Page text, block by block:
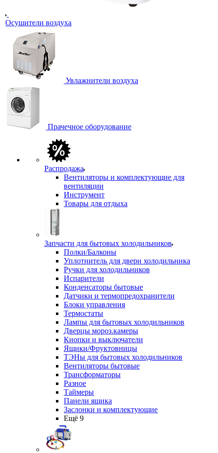
Осушители воздуха
Увлажнители воздуха
Прачечное оборудование
Распродажа
Вентиляторы и комплектующие для
вентиляции
Инструмент
Товары для отдыха
Запчасти для бытовых холодильников
Полки/Балконы
Уплотнитель для двери холодильника
Ручки для холодильников
Испарители
Конденсаторы бытовые
Датчики и термопредохранители
Блоки управления
Термостаты
Лампы для бытовых холодильников
Дверцы мороз.камеры
Кнопки и выключатели
Ящики/Фруктовницы
ТЭНы для бытовых холодильников
Вентиляторы бытовые
Трансформаторы
Разное
Таймеры
Панели ящика
Заслонки и комплектующие
Ещё 9